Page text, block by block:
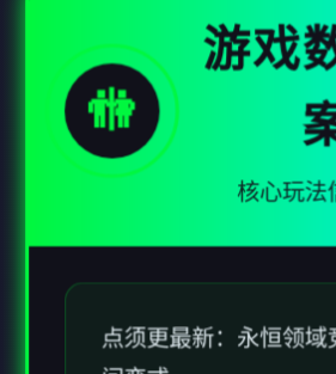
核心玩法
点须更最新：永恒领域
间变式